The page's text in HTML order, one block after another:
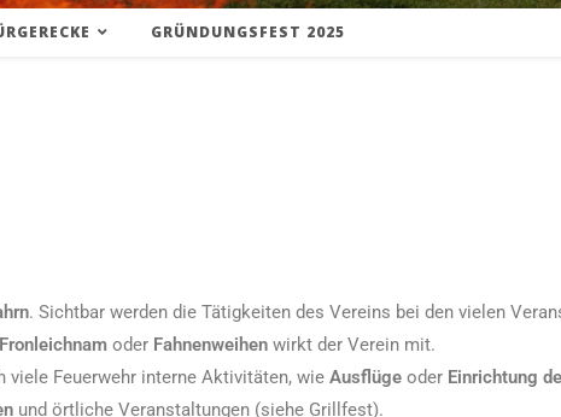
GRÜNDUNGSFEST 2025
. Sichtbar werden die Tätigkeiten des Vereins bei den vielen
Fronleichnam oder Fahnenweihen wirkt der Verein mit.
viele Feuerwehr interne Aktivitäten, wie Ausflüge oder Einrichtung
und örtliche Veranstaltungen (siehe Grillfest).